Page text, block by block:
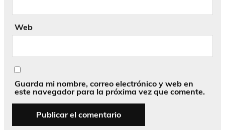
Web
Guarda mi nombre, correo electrónico y web en
este navegador para la próxima vez que comente.